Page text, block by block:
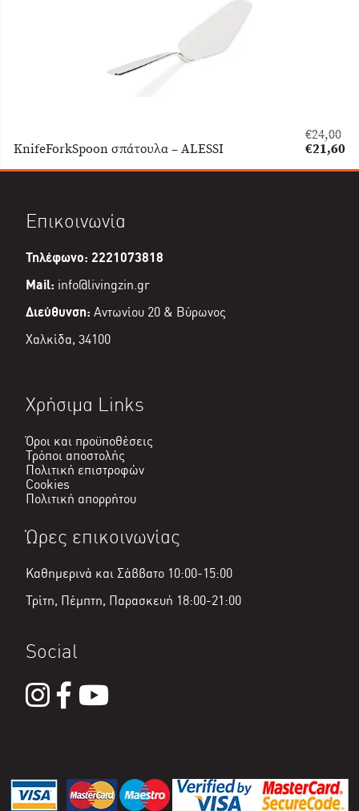
KnifeForkSpoon σπάτουλα – ALESSI
€24,00
Original
was:
€21,60
τρέχουσα
Επικοινωνία
Τηλέφωνο: 2221073818
Mail: info@livingzin.gr
Διεύθυνση: Αντωνίου 20 & Βύρωνος
Χαλκίδα, 34100
Χρήσιμα Links
Όροι και προϋποθέσεις
Τρόποι αποστολής
Πολιτική επιστροφών
Cookies
Πολιτική απορρήτου
Ώρες επικοινωνίας
Καθημερινά και Σάββατο 10:00-15:00
Τρίτη, Πέμπτη, Παρασκευή 18:00-21:00
Social